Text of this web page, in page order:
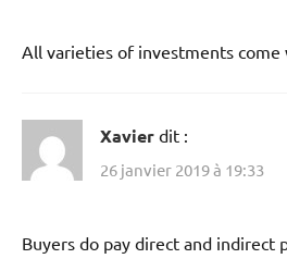
All varieties of investments come
Xavier dit :
26 janvier 2019 à 19:33
Buyers do pay direct and indirect